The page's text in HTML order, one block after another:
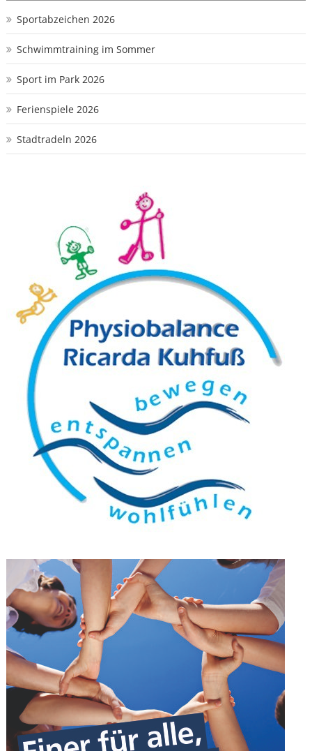
Sportabzeichen 2026
Schwimmtraining im Sommer
Sport im Park 2026
Ferienspiele 2026
Stadtradeln 2026